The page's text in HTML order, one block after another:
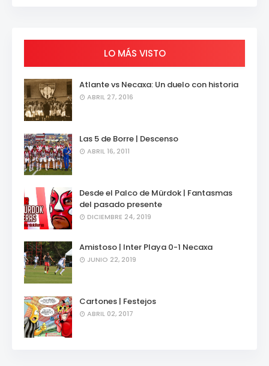
LO MÁS VISTO
Atlante vs Necaxa: Un duelo con historia
ABRIL 27, 2016
Las 5 de Borre | Descenso
ABRIL 16, 2011
Desde el Palco de Mürdok | Fantasmas
del pasado presente
DICIEMBRE 24, 2019
Amistoso | Inter Playa 0-1 Necaxa
JUNIO 22, 2019
Cartones | Festejos
ABRIL 02, 2017